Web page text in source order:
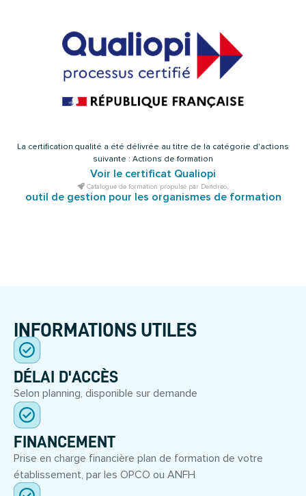
La certification qualité a été délivrée au titre de la catégorie d'actions
suivante : Actions de formation
Voir le certificat Qualiopi
Catalogue de formation propulsé par Dendreo,
outil de gestion pour les organismes de formation
INFORMATIONS UTILES
DÉLAI D'ACCÈS
Selon planning, disponible sur demande
FINANCEMENT
Prise en charge financière plan de formation de votre
établissement, par les OPCO ou ANFH